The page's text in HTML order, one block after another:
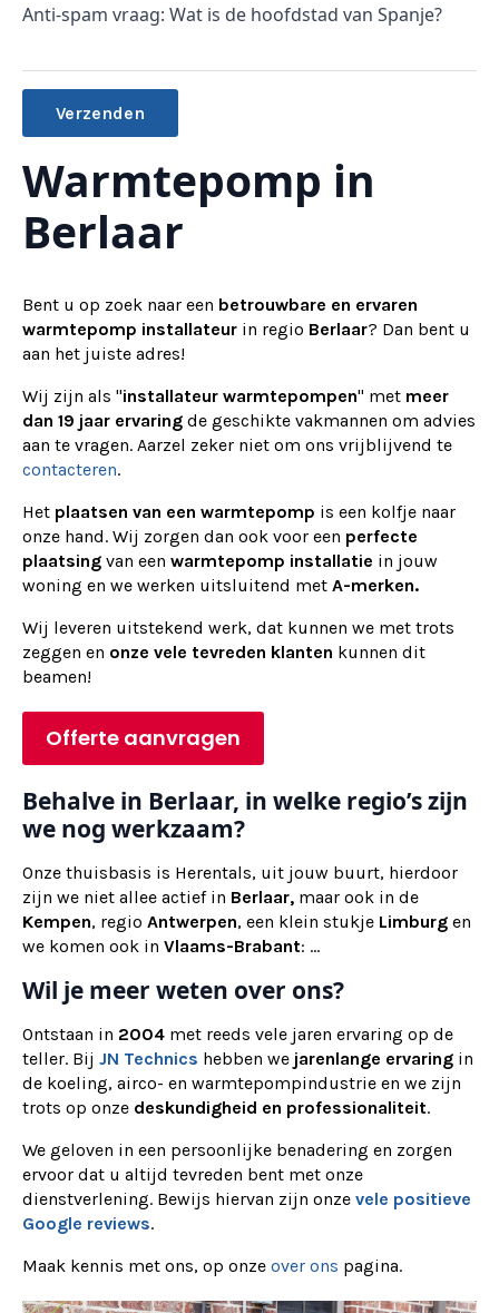
Anti-spam vraag: Wat is de hoofdstad van Spanje?
Alternative:
Warmtepomp in
Berlaar
Bent u op zoek naar een betrouwbare en ervaren
warmtepomp installateur in regio Berlaar? Dan bent u
aan het juiste adres!
Wij zijn als "installateur warmtepompen" met meer
dan 19 jaar ervaring de geschikte vakmannen om advies
aan te vragen. Aarzel zeker niet om ons vrijblijvend te
contacteren.
Het plaatsen van een warmtepomp is een kolfje naar
onze hand. Wij zorgen dan ook voor een perfecte
plaatsing van een warmtepomp installatie in jouw
woning en we werken uitsluitend met A-merken.
Wij leveren uitstekend werk, dat kunnen we met trots
zeggen en onze vele tevreden klanten kunnen dit
beamen!
Offerte aanvragen
Behalve in Berlaar, in welke regio’s zijn
we nog werkzaam?
Onze thuisbasis is Herentals, uit jouw buurt, hierdoor
zijn we niet allee actief in Berlaar, maar ook in de
Kempen, regio Antwerpen, een klein stukje Limburg en
we komen ook in Vlaams-Brabant: ...
Wil je meer weten over ons?
Ontstaan in 2004 met reeds vele jaren ervaring op de
teller. Bij JN Technics hebben we jarenlange ervaring in
de koeling, airco- en warmtepompindustrie en we zijn
trots op onze deskundigheid en professionaliteit.
We geloven in een persoonlijke benadering en zorgen
ervoor dat u altijd tevreden bent met onze
dienstverlening. Bewijs hiervan zijn onze vele positieve
Google reviews.
Maak kennis met ons, op onze over ons pagina.